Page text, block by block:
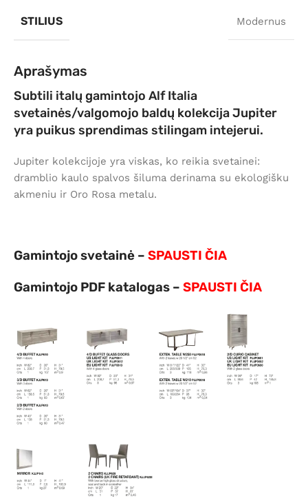
STILIUS Modernus
Aprašymas
Subtili italų gamintojo Alf Italia
svetainės/valgomojo baldų kolekcija Jupiter
yra puikus sprendimas stilingam intejerui.
Jupiter kolekcijoje yra viskas, ko reikia svetainei:
dramblio kaulo spalvos šiluma derinama su ekologišku
akmeniu ir Oro Rosa metalu.
Gamintojo svetainė – SPAUSTI ČIA
Gamintojo PDF katalogas – SPAUSTI ČIA